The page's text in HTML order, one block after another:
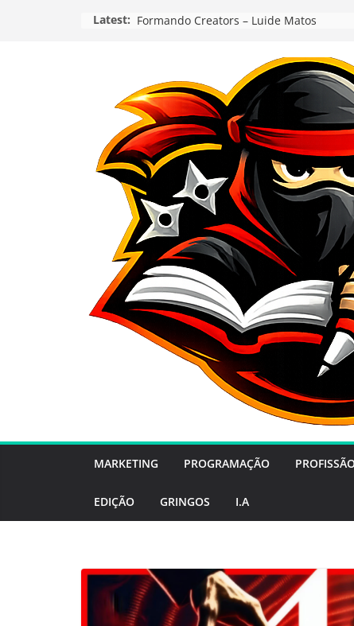
Latest: Formando Creators – Luide Matos
MARKETING PROGRAMAÇÃO
EDIÇÃO GRINGOS I.A